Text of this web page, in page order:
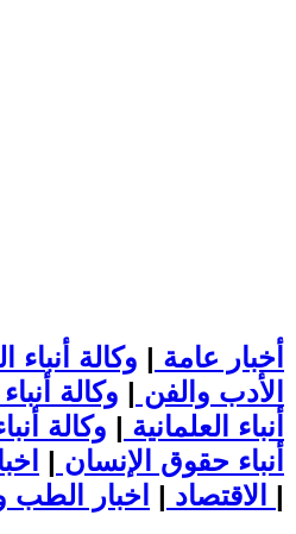
أخبار عامة | وكالة أنباء
الأدب والفن | وكالة
أنباء العلمانية | وكالة
أنباء حقوق الإنسان |
الاقتصاد | |